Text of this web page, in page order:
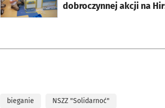
dobroczynnej akcji na
bieganie NSZZ "Solidarnoć"